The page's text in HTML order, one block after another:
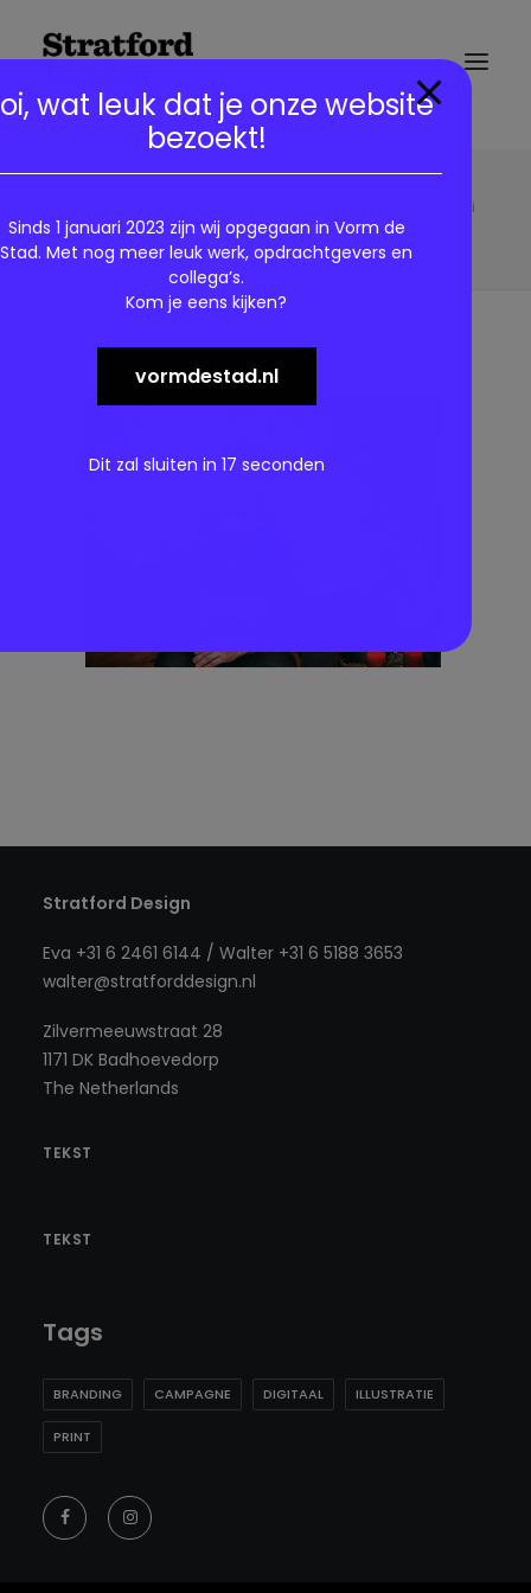
Over ons / About us
6 Brandweer.StratfordDesign
Brandweer Amsterdam Amstelland - Kersttrui
6 Brandweer.StratfordDesign
Stratford Design
Eva +31 6 2461 6144 / Walter +31 6 5188 3653
walter@stratforddesign.nl
Zilvermeeuwstraat 28
1171 DK Badhoevedorp
The Netherlands
TEKST
TEKST
Tags
BRANDING CAMPAGNE DIGITAAL ILLUSTRATIE
PRINT
wat leuk dat je onze website
bezoekt!
Sinds 1 januari 2023 zijn wij opgegaan in Vorm de
Stad. Met nog meer leuk werk, opdrachtgevers en
collega’s.
Kom je eens kijken?
vormdestad.nl
Dit zal sluiten in 17 seconden